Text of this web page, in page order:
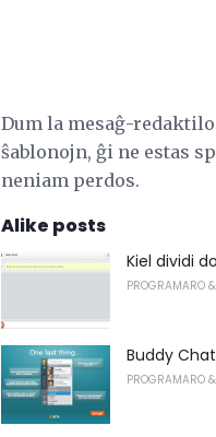
Dum la mesaĝ-
ŝablonojn, ĝi ne estas
neniam perdos.
Alike posts
Kiel dividi
PROGRAMARO
Buddy
PROGRAMARO